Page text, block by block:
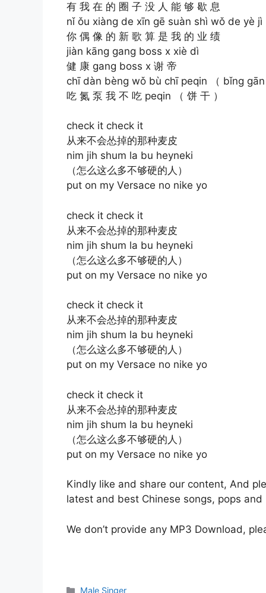
有 我 在 的 圈 子 没 人 能 够 歇 息
nǐ ǒu xiàng de xīn gē suàn shì wǒ de yè jì
你 偶 像 的 新 歌 算 是 我 的 业 绩
jiàn kāng gang boss x xiè dì
健 康 gang boss x 谢 帝
chī dàn bèng wǒ bù chī peqin （ bǐng
吃 氮 泵 我 不 吃 peqin （ 饼 干 ）
check it check it
从来不会怂掉的那种麦皮
nim jih shum la bu heyneki
（怎么这么多不够硬的人）
put on my Versace no nike yo
check it check it
从来不会怂掉的那种麦皮
nim jih shum la bu heyneki
（怎么这么多不够硬的人）
put on my Versace no nike yo
check it check it
从来不会怂掉的那种麦皮
nim jih shum la bu heyneki
（怎么这么多不够硬的人）
put on my Versace no nike yo
check it check it
从来不会怂掉的那种麦皮
nim jih shum la bu heyneki
（怎么这么多不够硬的人）
put on my Versace no nike yo
Kindly like and share our content, And
latest and best Chinese songs, pops and
We don’t provide any MP3 Download,
Categories
Male Singer